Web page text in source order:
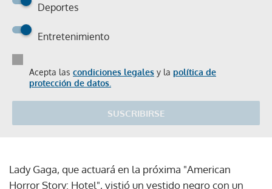
Deportes
Entretenimiento
Acepta las condiciones legales y la política de
protección de datos.
SUSCRIBIRSE
Lady Gaga, que actuará en la próxima "American
Horror Story: Hotel", vistió un vestido negro con un